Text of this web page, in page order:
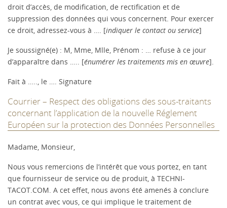
droit d’accès, de modification, de rectification et de
suppression des données qui vous concernent. Pour exercer
ce droit, adressez-vous à …. [indiquer le contact ou service]
Je soussigné(e) : M, Mme, Mlle, Prénom : … refuse à ce jour
d’apparaître dans ….. [énumérer les traitements mis en œuvre].
Fait à ….., le …. Signature
Courrier – Respect des obligations des sous-traitants
concernant l’application de la nouvelle Réglement
Européen sur la protection des Données Personnelles
Madame, Monsieur,
Nous vous remercions de l’intérêt que vous portez, en tant
que fournisseur de service ou de produit, à TECHNI-
TACOT.COM. A cet effet, nous avons été amenés à conclure
un contrat avec vous, ce qui implique le traitement de